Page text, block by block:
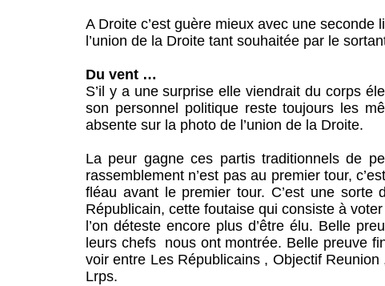
A Droite c’est guère mieux avec une
l’union de la Droite tant souhaitée par le
Du vent …
S’il y a une surprise elle viendrait du corps
son personnel politique reste toujours les
absente sur la photo de l’union de la Droite.
La peur gagne ces partis traditionnels de
rassemblement n’est pas au premier tour,
fléau avant le premier tour. C’est une sorte
Républicain, cette foutaise qui consiste à
l’on déteste encore plus d’être élu. Belle
leurs chefs nous ont montrée. Belle preuve
voir entre Les Républicains , Objectif
Lrps.